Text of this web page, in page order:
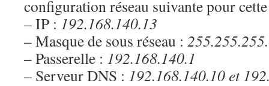
configuration réseau suivante pour
– IP : 192.168.140.13
– Masque de sous réseau :
– Passerelle : 192.168.140.1
– Serveur DNS : 192.168.140.10 et